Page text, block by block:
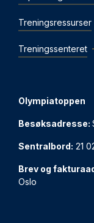
Treningsressurser
Treningssenteret
Olympiatoppen
Besøksadresse:
Sentralbord: 21
Brev og
Oslo